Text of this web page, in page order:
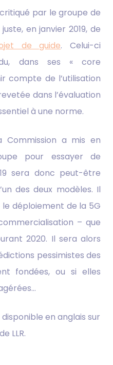
par le groupe de
en janvier 2019, de
de guide. Celui-ci
dans ses « core
compte de l’utilisation
dans l’évaluation
à une norme.
a mis en
pour essayer de
sera donc peut-être
des deux modèles. Il
déploiement de la 5G
– que
2020. Il sera alors
pessimistes des
fondées, ou si elles
en anglais sur
LLR.